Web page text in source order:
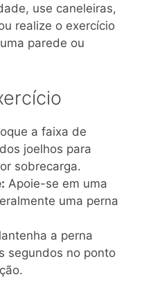
use caneleiras,
realize o exercício
parede ou
a faixa de
joelhos para
sobrecarga.
Apoie-se em uma
uma perna
a perna
segundos no ponto